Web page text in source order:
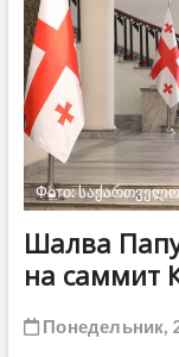
Фото:
Шалва
на саммит
Понедельник,